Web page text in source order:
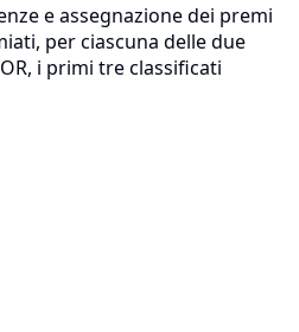
e assegnazione dei premi
per ciascuna delle due
i primi tre classificati